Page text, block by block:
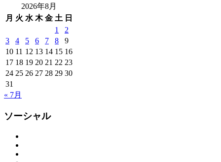
2026年8月
月 火 水 木 金 土 日
1
2
3
4 5 6 7 8
9
10 11 12 13 14 15 16
17 18 19 20 21 22 23
24 25 26 27 28 29 30
31
« 7月
ソーシャル